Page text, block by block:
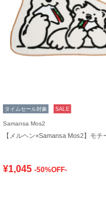
タイムセール対象 SALE
Samansa Mos2
¥1,045 -50%OFF-